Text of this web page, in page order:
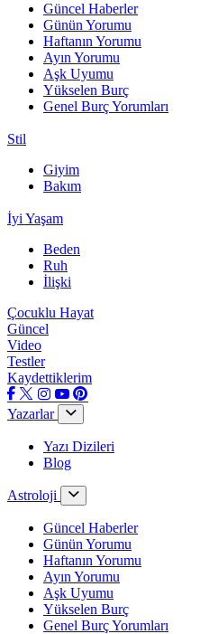
Güncel Haberler
Günün Yorumu
Haftanın Yorumu
Ayın Yorumu
Aşk Uyumu
Yükselen Burç
Genel Burç Yorumları
Stil
Giyim
Bakım
İyi Yaşam
Beden
Ruh
İlişki
Çocuklu Hayat
Güncel
Video
Testler
Kaydettiklerim
Yazarlar
Yazı Dizileri
Blog
Astroloji
Güncel Haberler
Günün Yorumu
Haftanın Yorumu
Ayın Yorumu
Aşk Uyumu
Yükselen Burç
Genel Burç Yorumları